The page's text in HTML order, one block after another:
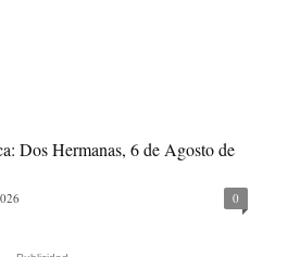
Dos Hermanas, 6 de Agosto de
0